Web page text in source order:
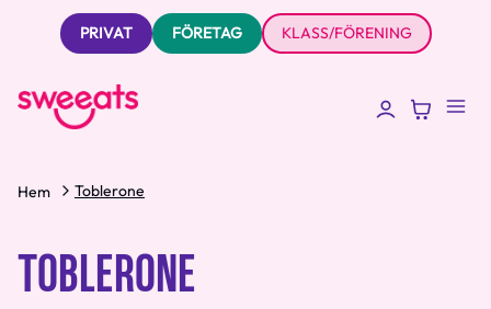
PRIVAT FÖRETAG KLASS/FÖRENING
Hem Toblerone
TOBLERONE